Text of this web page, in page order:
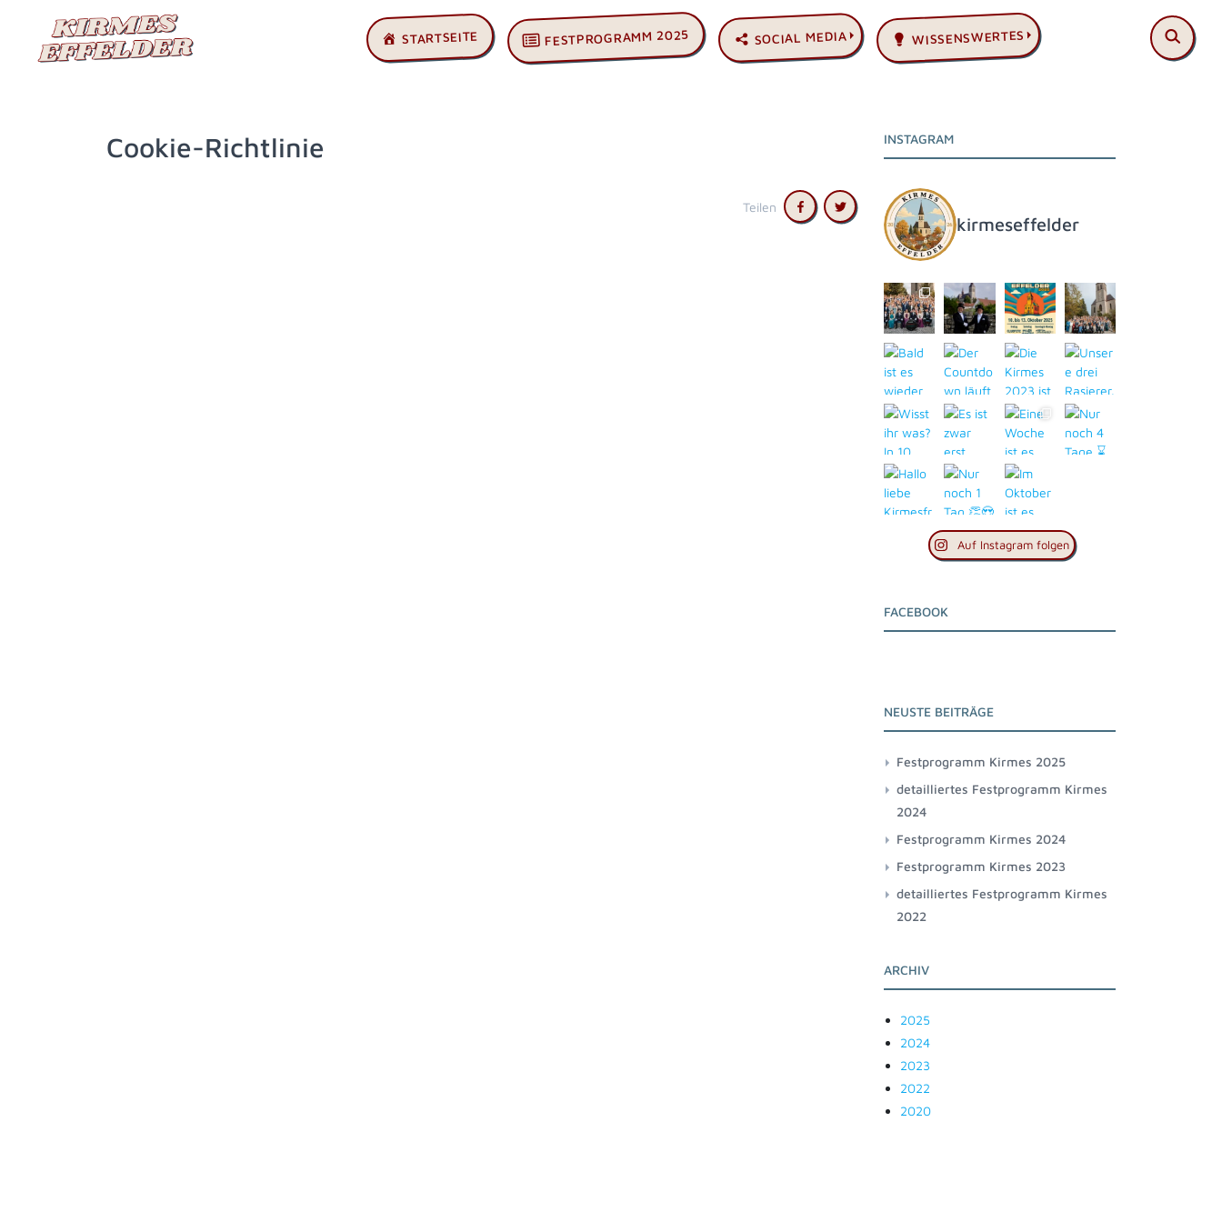
STARTSEITE FESTPROGRAMM 2025 SOCIAL MEDIA WISSENSWERTES
Cookie-Richtlinie
Teilen
INSTAGRAM
kirmeseffelder
Auf Instagram folgen
FACEBOOK
NEUSTE BEITRÄGE
Festprogramm Kirmes 2025
detailliertes Festprogramm Kirmes
2024
Festprogramm Kirmes 2024
Festprogramm Kirmes 2023
detailliertes Festprogramm Kirmes
2022
ARCHIV
2025
2024
2023
2022
2020